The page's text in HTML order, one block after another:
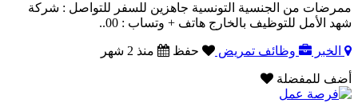
ممرضات من الجنسية التونسية جاهزين للسفر للتواصل : شركة
شهد الأمل للتوظيف بالخارج هاتف + وتساب : 00..
الخبر وظائف تمريض حفظ منذ 2 شهر
أضف للمفضلة